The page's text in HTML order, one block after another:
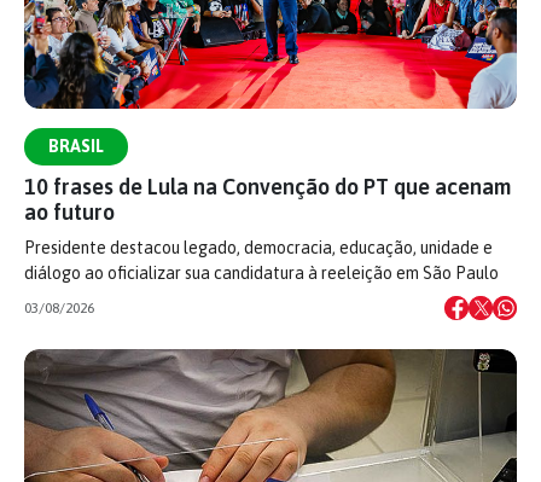
BRASIL
10 frases de Lula na Convenção do PT que acenam
ao futuro
Presidente destacou legado, democracia, educação, unidade e
diálogo ao oficializar sua candidatura à reeleição em São Paulo
03/08/2026